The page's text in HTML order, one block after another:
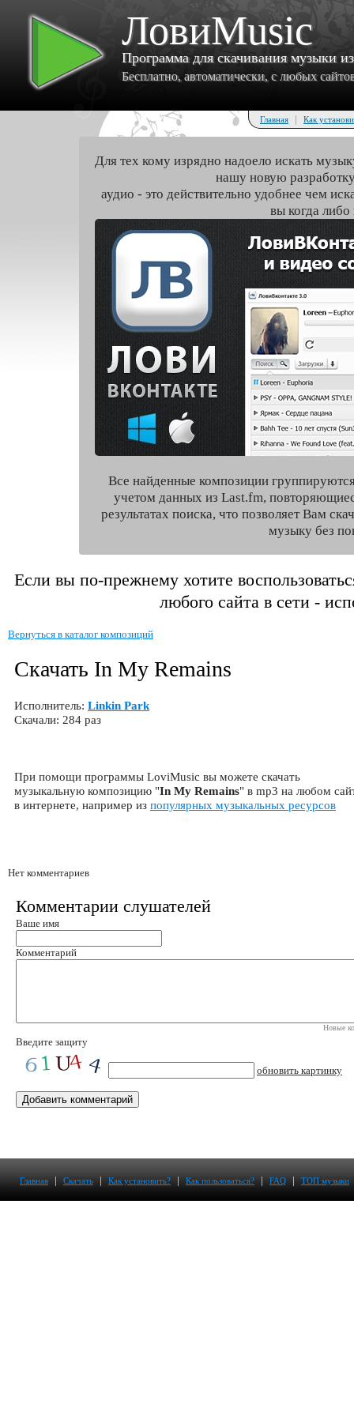
ЛовиMusic
Программа для скачивания музыки
Бесплатно, автоматически, с любых
Главная | Как
Для тех кому изрядно надоело искать
нашу новую
аудио - это действительно удобнее чем
вы когда либо
Все найденные композиции
учетом данных из Last.fm,
результатах поиска, что позволяет Вам
музыку без
Если вы по-прежнему хотите
любого сайта в сети -
Вернуться в каталог композиций
Скачать In My Remains
Исполнитель: Linkin Park
Скачали: 284 раз
При помощи программы LoviMusic вы можете скачать
музыкальную композицию "In My Remains" в mp3 на любом
в интернете, например из популярных музыкальных ресурсов
Нет комментариев
Комментарии слушателей
Ваше имя
Комментарий
Новые
Введите защиту
обновить картинку
Главная | Скачать | Как установить? | Как пользоваться? | FAQ | ТОП музыки